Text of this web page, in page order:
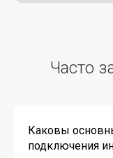
Часто
Каковы
подключения